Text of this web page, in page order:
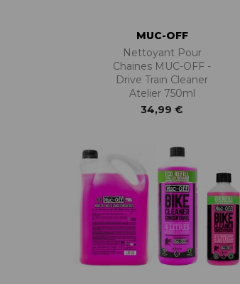
MUC-OFF
Nettoyant Pour
Chaines MUC-OFF -
Drive Train Cleaner
Atelier 750ml
34,99 €